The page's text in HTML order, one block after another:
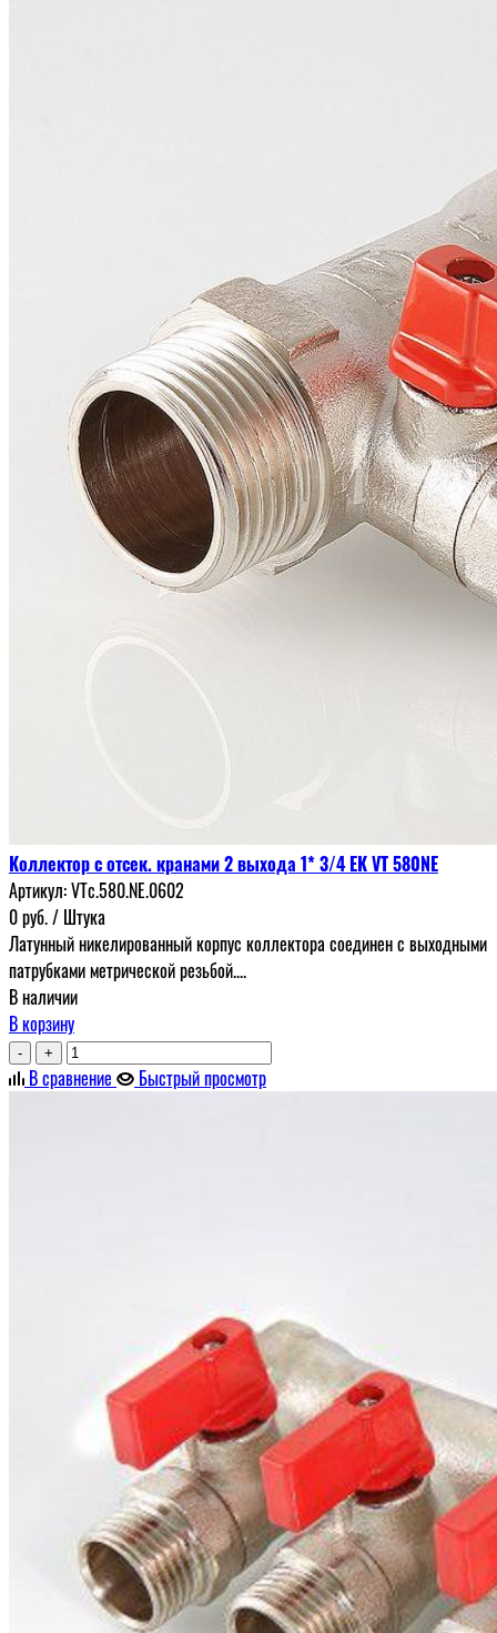
Коллектор с отсек. кранами 2 выхода 1* 3/4 ЕК VT 580NE
Артикул:VTc.580.NE.0602
0руб./ Штука
Латунный никелированный корпус коллектора соединен с выходными
патрубками метрической резьбой....
В наличии
В корзину
- +
В сравнение Быстрый просмотр